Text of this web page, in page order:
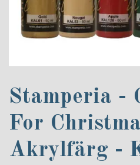
Stamperia -
For
Akrylfärg -